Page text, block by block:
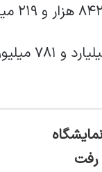
رفت